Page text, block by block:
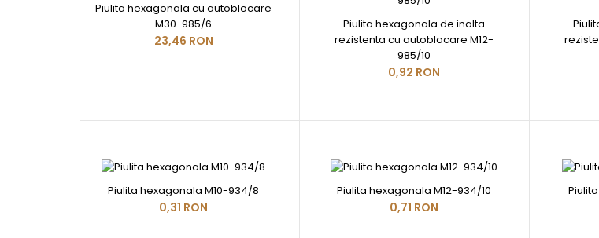
Piulita hexagonala cu autoblocare
M30-985/6
23,46 RON
Piulita hexagonala de inalta
rezistenta cu autoblocare M12-
985/10
0,92 RON
Piulita hexagonala M10-934/8
0,31 RON
Piulita hexagonala M12-934/10
0,71 RON